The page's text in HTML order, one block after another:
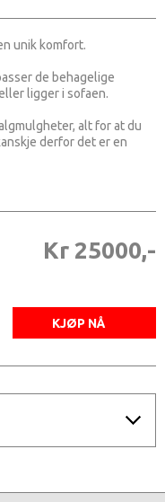
unik komfort.
de behagelige
ligger i sofaen.
alt for at du
derfor det er en
Kr 25000,-